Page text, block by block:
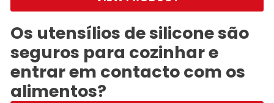
Os utensílios de silicone são
seguros para cozinhar e
entrar em contacto com os
alimentos?